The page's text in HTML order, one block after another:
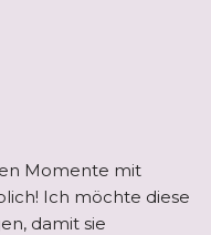
Momente mit
Ich möchte diese
damit sie